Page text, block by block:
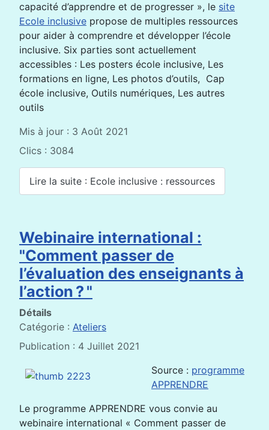
capacité d’apprendre et de progresser », le site
Ecole inclusive propose de multiples ressources
pour aider à comprendre et développer l’école
inclusive. Six parties sont actuellement
accessibles : Les posters école inclusive, Les
formations en ligne, Les photos d’outils, Cap
école inclusive, Outils numériques, Les autres
outils
Mis à jour : 3 Août 2021
Clics : 3084
Lire la suite : Ecole inclusive : ressources
Webinaire international :
"Comment passer de
l’évaluation des enseignants à
l’action ? "
Détails
Catégorie : Ateliers
Publication : 4 Juillet 2021
Source : programme
APPRENDRE
Le programme APPRENDRE vous convie au
webinaire international « Comment passer de